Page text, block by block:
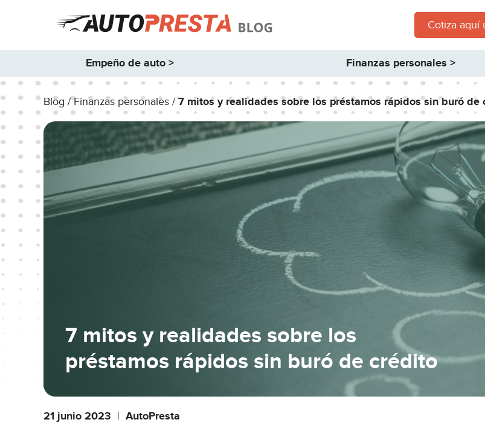
Cotiza aquí
Empeño de auto > Finanzas personales >
Blog /Finanzas personales /7 mitos y realidades sobre los préstamos rápidos sin buró de
7 mitos y realidades sobre los
préstamos rápidos sin buró de crédito
21 junio 2023 | AutoPresta